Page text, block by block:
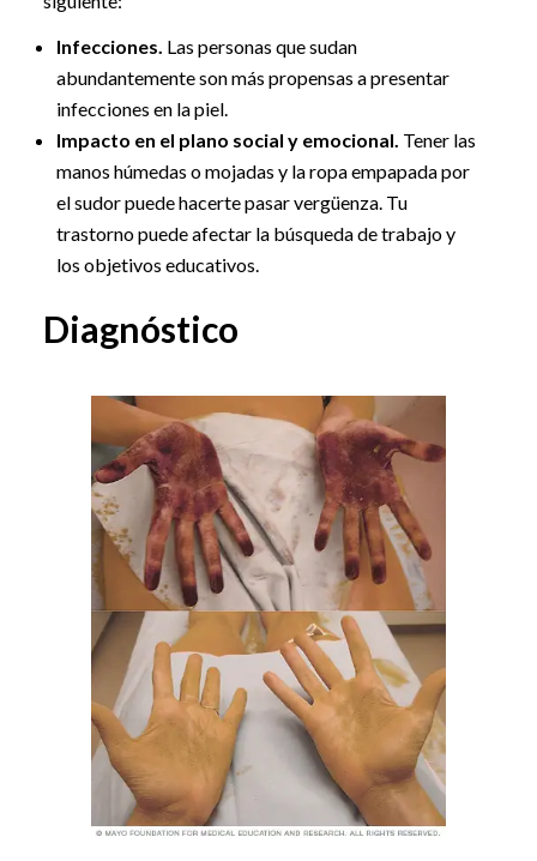
Infecciones. Las personas que sudan
abundantemente son más propensas a presentar
infecciones en la piel.
Impacto en el plano social y emocional. Tener las
manos húmedas o mojadas y la ropa empapada por
el sudor puede hacerte pasar vergüenza. Tu
trastorno puede afectar la búsqueda de trabajo y
los objetivos educativos.
Diagnóstico